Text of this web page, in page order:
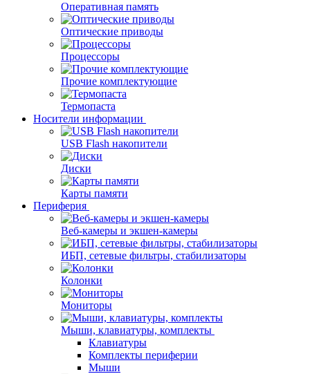
Оперативная память
Оптические приводы
Процессоры
Прочие комплектующие
Термопаста
Носители информации
USB Flash накопители
Диски
Карты памяти
Периферия
Веб-камеры и экшен-камеры
ИБП, сетевые фильтры, стабилизаторы
Колонки
Мониторы
Мыши, клавиатуры, комплекты
Клавиатуры
Комплекты периферии
Мыши